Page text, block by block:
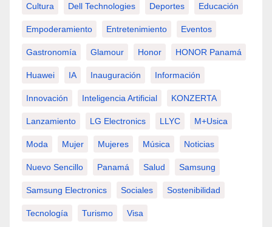
Cultura Dell Technologies Deportes Educación
Empoderamiento Entretenimiento Eventos
Gastronomía Glamour Honor HONOR Panamá
Huawei IA Inauguración Información
Innovación Inteligencia Artificial KONZERTA
Lanzamiento LG Electronics LLYC M+usica
Moda Mujer Mujeres Música Noticias
Nuevo Sencillo Panamá Salud Samsung
Samsung Electronics Sociales Sostenibilidad
Tecnología Turismo Visa